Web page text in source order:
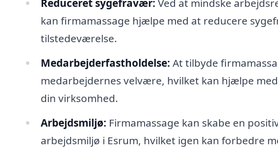
Reduceret sygefravær: Ved at mindske
kan firmamassage hjælpe med at reducere
tilstedeværelse.
Medarbejderfastholdelse: At tilbyde
medarbejdernes velvære, hvilket kan hjælpe
din virksomhed.
Arbejdsmiljø: Firmamassage kan skabe en
arbejdsmiljø i Esrum, hvilket igen kan forbedre